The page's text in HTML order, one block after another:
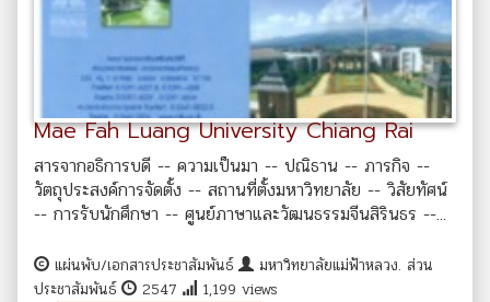
Mae Fah Luang University Chiang Rai
สารจากอธิการบดี -- ความเป็นมา -- ปณิธาน -- ภารกิจ --
วัตถุประสงค์การจัดตั้ง -- สถานที่ตั้งมหาวิทยาลัย -- วิสัยทัศน์
-- การรับนักศึกษา -- ศูนย์ภาษาและวัฒนธรรมจีนสิรินธร --...
แผ่นพับ/เอกสารประชาสัมพันธ์
มหาวิทยาลัยแม่ฟ้าหลวง. ส่วน
ประชาสัมพันธ์
2547
1,199 views